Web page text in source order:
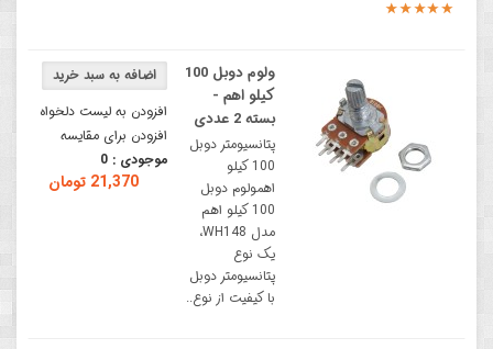
افزودن به لیست دلخواه
افزودن برای مقایسه
موجودی : 0
21,370 تومان
ولوم دوبل 100
کیلو اهم -
بسته 2 عددی
پتانسیومتر دوبل
100 کیلو
اهمولوم دوبل
100 کیلو اهم
مدل WH148،
یک نوع
پتانسیومتر دوبل
با کیفیت از نوع..